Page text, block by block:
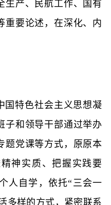
生产、民航工作、国有
重要论述，在深化、内
国特色社会主义思想凝
子和领导干部通过举办
题党课等方式，原原本
神实质、把握实践要
人自学，依托“三会一
多样的方式，紧密联系